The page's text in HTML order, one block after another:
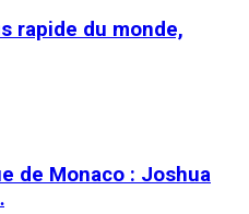
rapide du monde,
de Monaco : Joshua